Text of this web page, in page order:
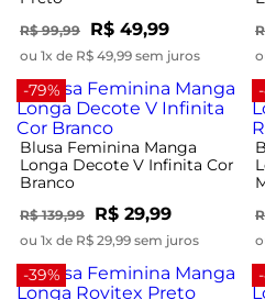
R$ 99,99 R$ 49,99
ou 1x de R$ 49,99 sem juros
-79%
Blusa Feminina Manga
Longa Decote V Infinita Cor
Branco
R$ 139,99 R$ 29,99
ou 1x de R$ 29,99 sem juros
-39%